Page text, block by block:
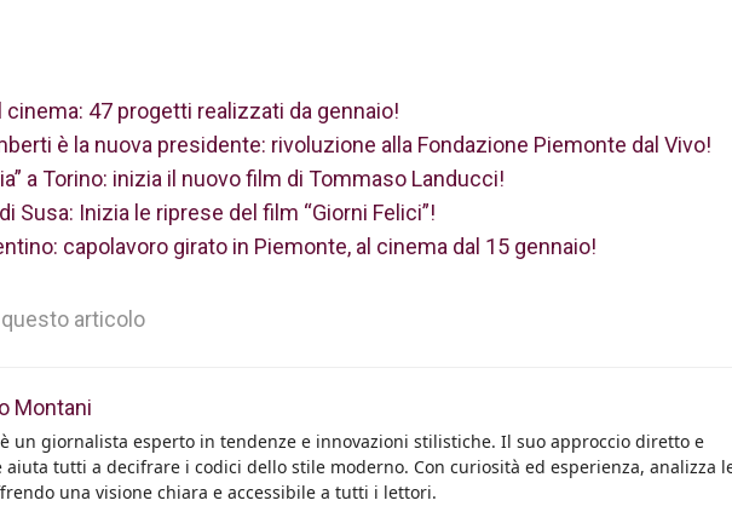
cinema: 47 progetti realizzati da gennaio!
è la nuova presidente: rivoluzione alla Fondazione Piemonte dal Vivo!
a Torino: inizia il nuovo film di Tommaso Landucci!
Susa: Inizia le riprese del film “Giorni Felici”!
capolavoro girato in Piemonte, al cinema dal 15 gennaio!
articolo
Montani
un giornalista esperto in tendenze e innovazioni stilistiche. Il suo approccio diretto e
aiuta tutti a decifrare i codici dello stile moderno. Con curiosità ed esperienza, analizza
una visione chiara e accessibile a tutti i lettori.